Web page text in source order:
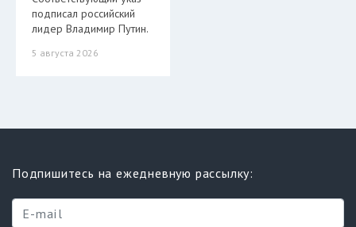
подписал российский
лидер Владимир Путин.
5 августа 2026
Подпишитесь на ежедневную рассылку: